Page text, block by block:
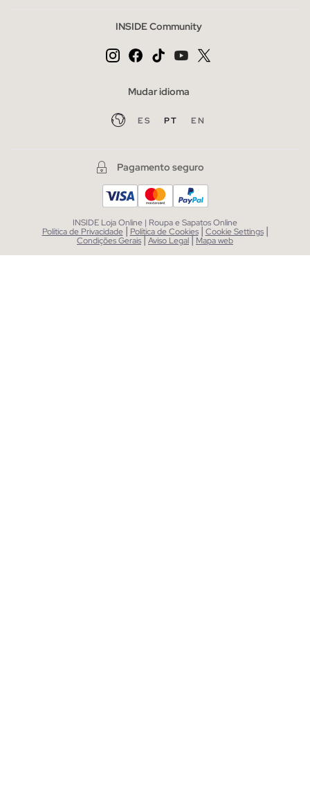
INSIDE Community
Mudar idioma
ES PT EN
Pagamento seguro
INSIDE Loja Online | Roupa e Sapatos Online
Política de Privacidade | Política de Cookies | Cookie Settings |
Condições Gerais|Aviso Legal| Mapa web